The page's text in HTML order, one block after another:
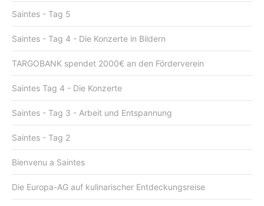
Saintes - Tag 5
Saintes - Tag 4 - Die Konzerte in Bildern
TARGOBANK spendet 2000€ an den Förderverein
Saintes Tag 4 - Die Konzerte
Saintes - Tag 3 - Arbeit und Entspannung
Saintes - Tag 2
Bienvenu a Saintes
Die Europa-AG auf kulinarischer Entdeckungsreise